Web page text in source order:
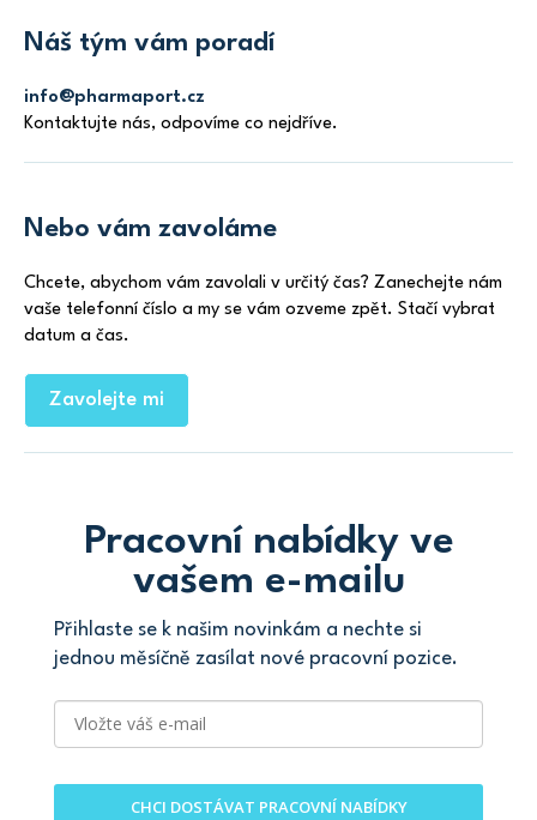
Náš tým vám poradí
info@pharmaport.cz
Kontaktujte nás, odpovíme co nejdříve.
Nebo vám zavoláme
Chcete, abychom vám zavolali v určitý čas? Zanechejte nám
vaše telefonní číslo a my se vám ozveme zpět. Stačí vybrat
datum a čas.
Zavolejte mi
Pracovní nabídky ve
vašem e-mailu
Přihlaste se k našim novinkám a nechte si
jednou měsíčně zasílat nové pracovní pozice.
CHCI DOSTÁVAT PRACOVNÍ NABÍDKY